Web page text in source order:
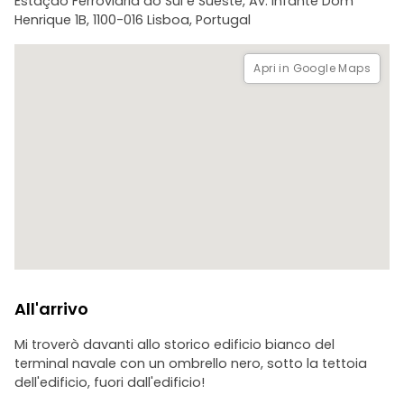
Vi aspetto!
Henrique 1B, 1100-016 Lisboa, Portugal
Apri in Google Maps
All'arrivo
Mi troverò davanti allo storico edificio bianco del
terminal navale con un ombrello nero, sotto la tettoia
dell'edificio, fuori dall'edificio!